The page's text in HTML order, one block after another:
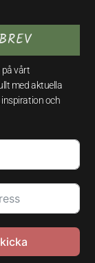
på vårt
med aktuella
och